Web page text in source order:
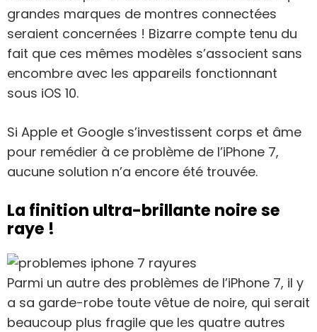
grandes marques de montres connectées
seraient concernées ! Bizarre compte tenu du
fait que ces mêmes modèles s’associent sans
encombre avec les appareils fonctionnant
sous iOS 10.
Si Apple et Google s’investissent corps et âme
pour remédier à ce problème de l’iPhone 7,
aucune solution n’a encore été trouvée.
La finition ultra-brillante noire se
raye !
Parmi un autre des problèmes de l’iPhone 7, il y
a sa garde-robe toute vêtue de noire, qui serait
beaucoup plus fragile que les quatre autres